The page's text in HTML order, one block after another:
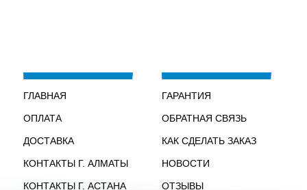
ГЛАВНАЯ
ОПЛАТА
ДОСТАВКА
КОНТАКТЫ Г. АЛМАТЫ
КОНТАКТЫ Г. АСТАНА
ГАРАНТИЯ
ОБРАТНАЯ СВЯЗЬ
КАК СДЕЛАТЬ ЗАКАЗ
НОВОСТИ
ОТЗЫВЫ